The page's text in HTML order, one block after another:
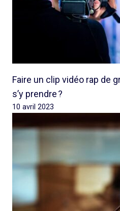
Faire un clip vidéo rap de
s’y prendre ?
10 avril 2023